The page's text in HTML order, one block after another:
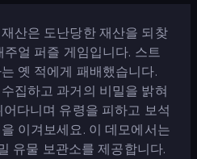
산은 도난당한 재산을 되찾
얼 퍼즐 게임입니다. 스트
옛 적에게 패배했습니다.
집하고 과거의 비밀을 밝혀
다니며 유령을 피하고 보석
이겨보세요. 이 데모에서는
유물 보관소를 제공합니다.